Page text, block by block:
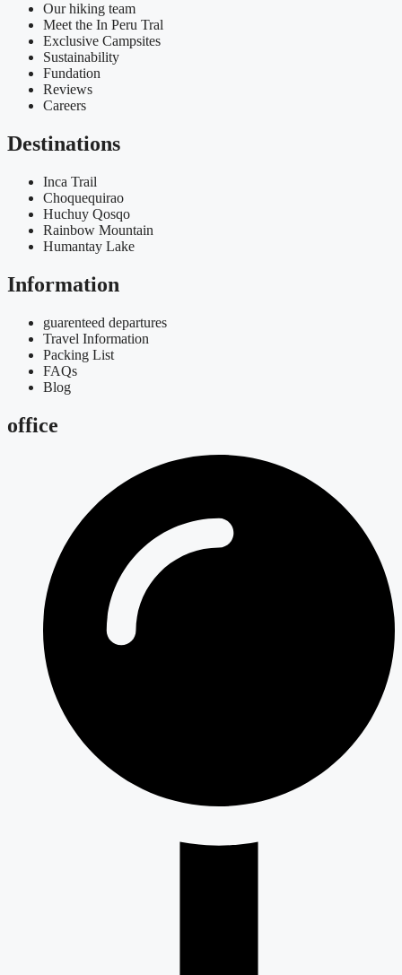
Our hiking team
Meet the In Peru Tral
Exclusive Campsites
Sustainability
Fundation
Reviews
Careers
Destinations
Inca Trail
Choquequirao
Huchuy Qosqo
Rainbow Mountain
Humantay Lake
Information
guarenteed departures
Travel Information
Packing List
FAQs
Blog
office